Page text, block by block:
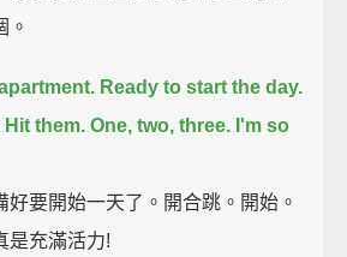
。
Ready to start the day.
them. One, two, three. I'm so
好要開始一天了。開合跳。開始。
是充滿活力!